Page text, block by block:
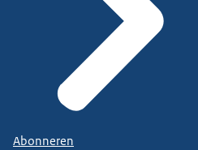
Abonneren